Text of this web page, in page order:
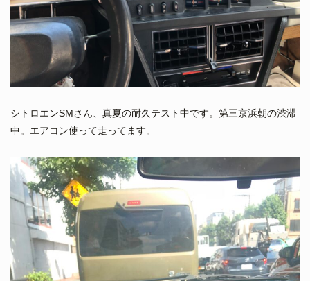
シトロエンSMさん、真夏の耐久テスト中です。第三京浜朝の渋滞
中。エアコン使って走ってます。